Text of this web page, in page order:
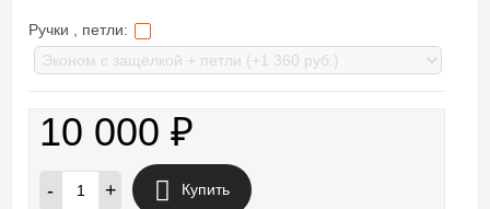
Ручки , петли:
10 000 ₽
- + Купить